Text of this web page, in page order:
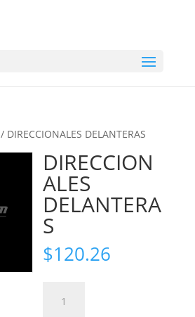
/ DIRECCIONALES DELANTERAS
DIRECCION
ALES
DELANTERA
S
$120.26
DELANTERAS